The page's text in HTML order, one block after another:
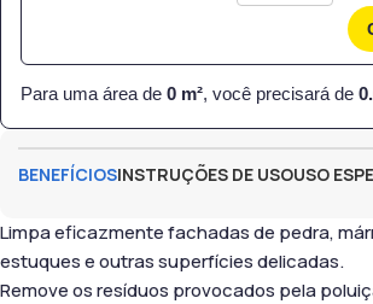
Para uma área de 0 m², você precisará de
BENEFÍCIOSINSTRUÇÕES DE USOUSO
Limpa eficazmente fachadas de pedra,
estuques e outras superfícies delicadas.
Remove os resíduos provocados pela